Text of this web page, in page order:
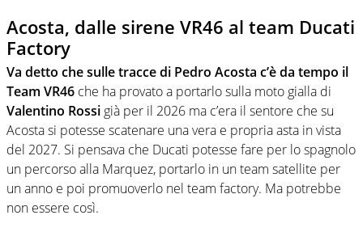
Acosta, dalle sirene VR46 al team Ducati
Factory
Va detto che sulle tracce di Pedro Acosta c’è da tempo il
Team VR46 che ha provato a portarlo sulla moto gialla di
Valentino Rossi già per il 2026 ma c’era il sentore che su
Acosta si potesse scatenare una vera e propria asta in vista
del 2027. Si pensava che Ducati potesse fare per lo spagnolo
un percorso alla Marquez, portarlo in un team satellite per
un anno e poi promuoverlo nel team factory. Ma potrebbe
non essere così.